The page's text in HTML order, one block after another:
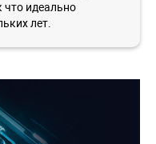
что идеально
лет.